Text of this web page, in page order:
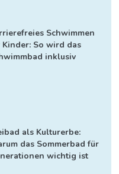
Schwimmen
Kinder: So wird das
inklusiv
als Kulturerbe:
das Sommerbad für
wichtig ist